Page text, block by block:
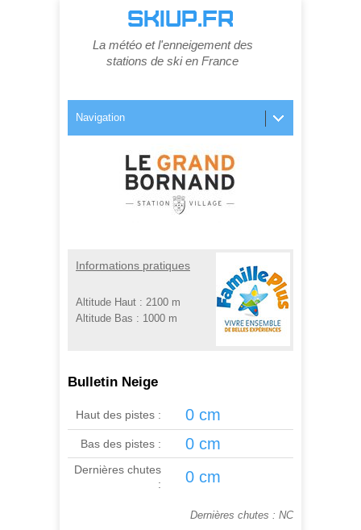
SKIUP.FR
La météo et l'enneigement des
stations de ski en France
Navigation
Informations pratiques
Altitude Haut : 2100 m
Altitude Bas : 1000 m
Bulletin Neige
Haut des pistes : 0 cm
Bas des pistes : 0 cm
Dernières chutes
:
0 cm
Dernières chutes : NC